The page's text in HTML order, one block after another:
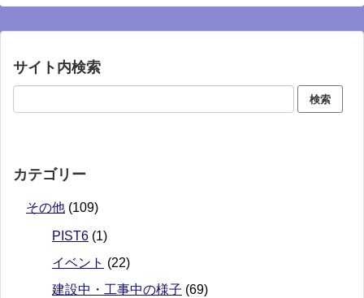
サイト内検索
カテゴリー
その他 (109)
PIST6 (1)
イベント (22)
建設中・工事中の様子 (69)